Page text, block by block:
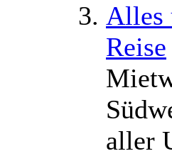
Alles
Reise
aller